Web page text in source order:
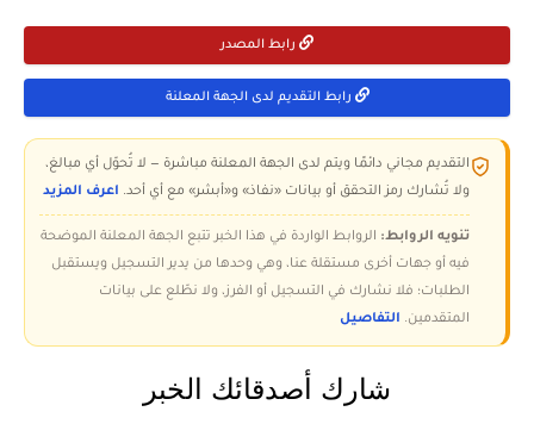
رابط المصدر
رابط التقديم لدى الجهة المعلنة
التقديم مجاني دائمًا ويتم لدى الجهة المعلنة مباشرة — لا تُحوّل أي مبالغ،
ولا تُشارك رمز التحقق أو بيانات «نفاذ» و«أبشر» مع أي أحد. اعرف المزيد
تنويه الروابط: الروابط الواردة في هذا الخبر تتبع الجهة المعلنة الموضحة
فيه أو جهات أخرى مستقلة عنا، وهي وحدها من يدير التسجيل ويستقبل
الطلبات؛ فلا نشارك في التسجيل أو الفرز، ولا نطّلع على بيانات
المتقدمين. التفاصيل
شارك أصدقائك الخبر